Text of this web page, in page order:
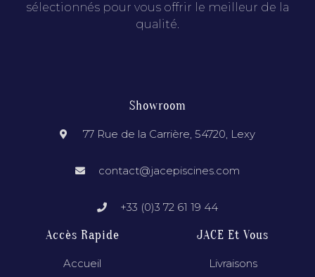
sélectionnés pour vous offrir le meilleur de la
qualité.
Showroom
77 Rue de la Carrière, 54720, Lexy
contact@jacepiscines.com
+33 (0)3 72 61 19 44
Accès Rapide
Accueil
JACE Et Vous
Livraisons